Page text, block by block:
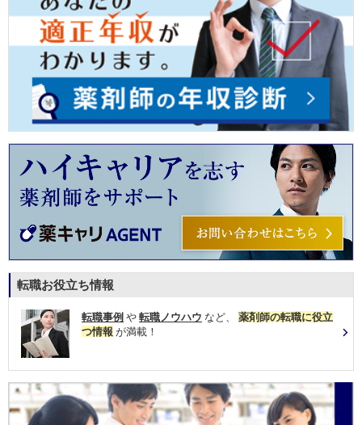
転職お役立ち情報
転職事例 や 転職ノウハウ など、 薬剤師の転職に役立
つ情報 が満載！